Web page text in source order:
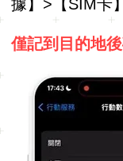
據】>【SIM卡
僅記到目的地